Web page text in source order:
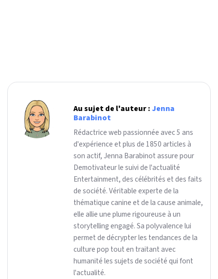
Au sujet de l'auteur : Jenna
Barabinot
Rédactrice web passionnée avec 5 ans
d'expérience et plus de 1850 articles à
son actif, Jenna Barabinot assure pour
Demotivateur le suivi de l'actualité
Entertainment, des célébrités et des faits
de société. Véritable experte de la
thématique canine et de la cause animale,
elle allie une plume rigoureuse à un
storytelling engagé. Sa polyvalence lui
permet de décrypter les tendances de la
culture pop tout en traitant avec
humanité les sujets de société qui font
l'actualité.